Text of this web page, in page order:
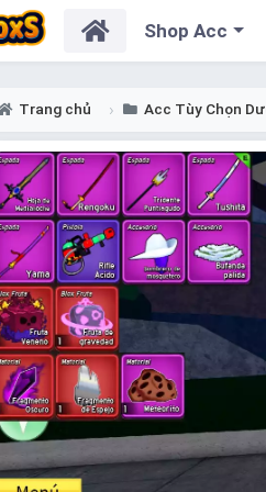
Shop Acc
Trang chủ Acc Tùy Chọn